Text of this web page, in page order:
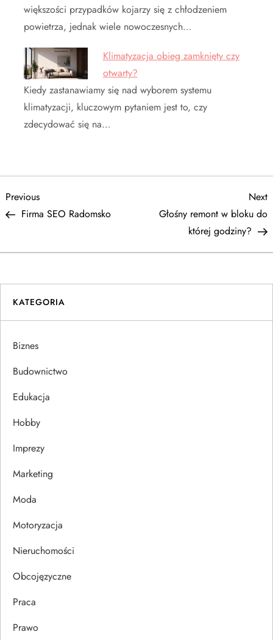
większości przypadków kojarzy się z chłodzeniem
powietrza, jednak wiele nowoczesnych…
Klimatyzacja obieg zamknięty czy
otwarty?
Kiedy zastanawiamy się nad wyborem systemu
klimatyzacji, kluczowym pytaniem jest to, czy
zdecydować się na…
N
w
i
g
a
c
a
w
p
u
Previous
Post
Previous
Firma SEO Radomsko
Next
Głośny remont w bloku do
której godziny?
KATEGORIA
Biznes
Budownictwo
Edukacja
Hobby
Imprezy
Marketing
Moda
Motoryzacja
Nieruchomości
Obcojęzyczne
Praca
Prawo